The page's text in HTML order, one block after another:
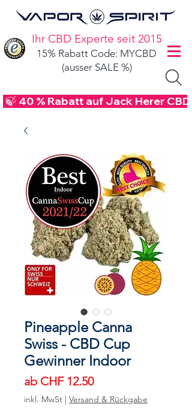
Ihr CBD Experte seit 2015
15% Rabatt Code: MYCBD
(ausser SALE %)
🍃 40 % Rabatt auf Jack Herer
Pineapple Canna
Swiss - CBD Cup
Gewinner Indoor
ab CHF 12.50Sale-
Preis
inkl. MwSt | Versand & Rückgabe